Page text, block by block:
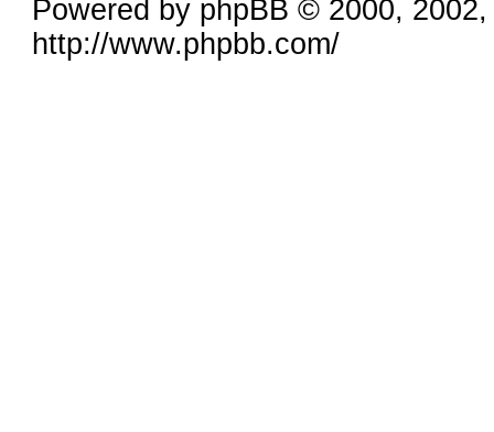
Powered by phpBB © 2000,
http://www.phpbb.com/